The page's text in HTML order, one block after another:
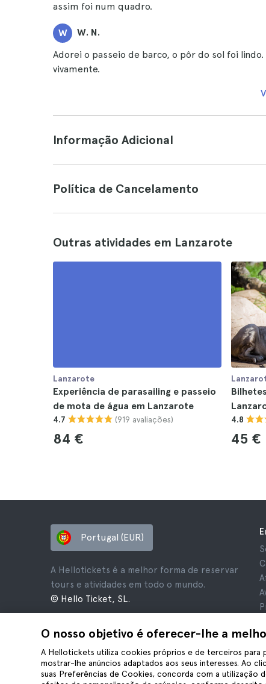
assim foi num quadro.
W W. N.
Adorei o passeio de barco, o pôr do sol foi
vivamente.
Informação Adicional
Política de Cancelamento
Outras atividades em Lanzarote
Lanzarote
Experiência de parasailing e passeio
de mota de água em Lanzarote
4.7 (919 avaliações)
84 €
4.8
45 €
O nosso objetivo é oferecer-lhe a
A Hellotickets utiliza cookies próprios e de terceiros para
mostrar-lhe anúncios adaptados aos seus interesses. Ao
suas Preferências de Cookies, concorda com a utilização
Portugal (EUR)
A Hellotickets é a melhor forma de reservar
tours e atividades em todo o mundo.
© Hello Ticket, SL.